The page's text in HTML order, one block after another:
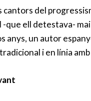
del
que ell detestava-
anys, un autor
i en línia